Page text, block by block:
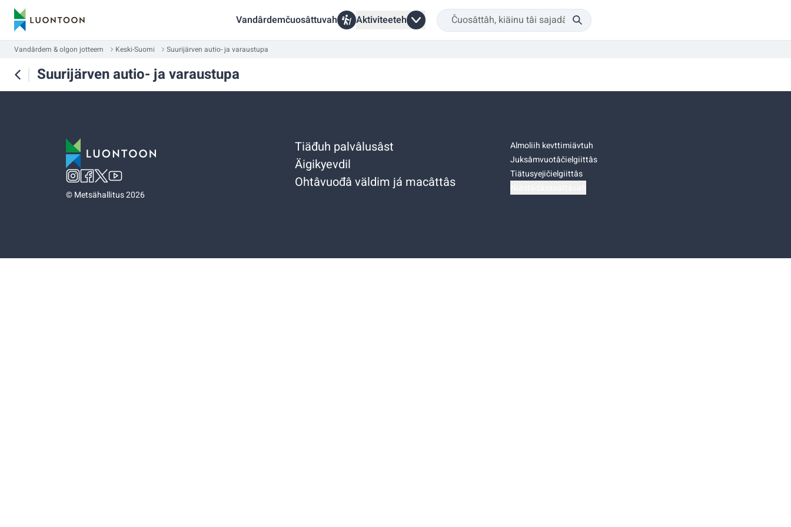
Vandârdemčuosâttuvah Aktiviteeteh
Vandârdem & olgon jotteem Keski-Suomi Suurijärven autio- ja varaustupa
Suurijärven autio- ja varaustupa
©Metsähallitus 2026
Tiäđuh palvâlusâst
Äigikyevdil
Ohtâvuođâ väldim já macâttâs
Almoliih kevttimiävtuh
Juksâmvuotâčielgiittâs
Tiätusyejičielgiittâs